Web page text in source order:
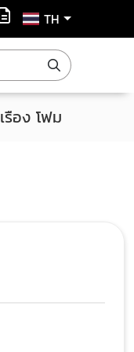
TH
อง โฟม